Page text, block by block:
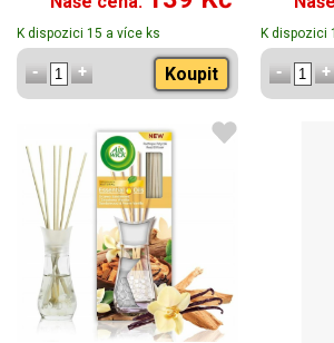
K dispozici 15 a více ks
Koupit
K dispozici